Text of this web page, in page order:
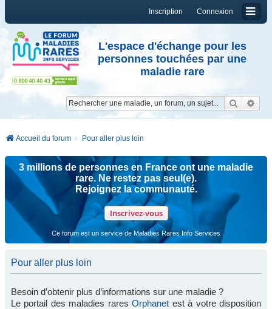
Connexion
Inscription
L'espace d'échange pour les
personnes touchées par une
maladie rare
Accueil du forum Pour aller plus loin
3 millions de personnes en France ont une maladie
rare. Ne restez pas seul(e).
Rejoignez la communauté.
Inscrivez-vous
Ce forum est un service de Maladies Rares Info Services
Pour aller plus loin
Besoin d’obtenir plus d’informations sur une maladie ?
Le portail des maladies raresOrphanet est à votre disposition